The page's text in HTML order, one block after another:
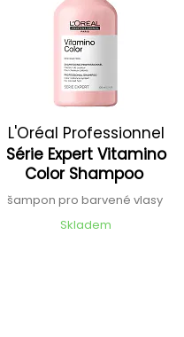
L'Oréal Professionnel
Série Expert Vitamino
Color Shampoo
šampon pro barvené vlasy
Skladem